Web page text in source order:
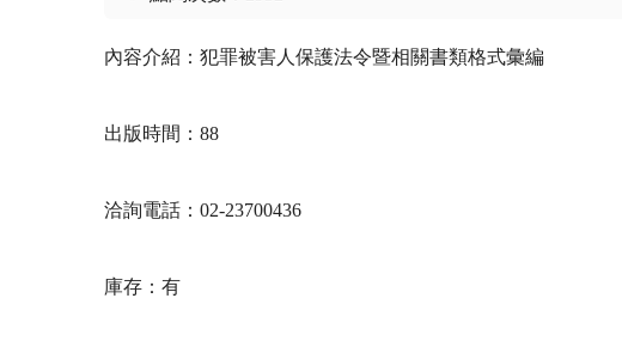
內容介紹：犯罪被害人保護法令暨相關書類格式彙編
出版時間：88
洽詢電話：02-23700436
庫存：有